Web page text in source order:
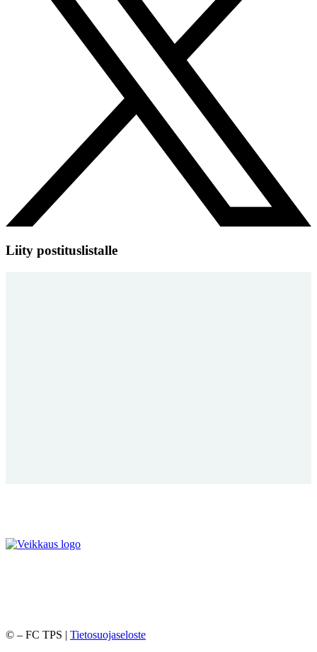
Liity postituslistalle
© – FC TPS | Tietosuojaseloste